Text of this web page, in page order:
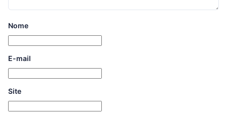
Nome
E-mail
Site